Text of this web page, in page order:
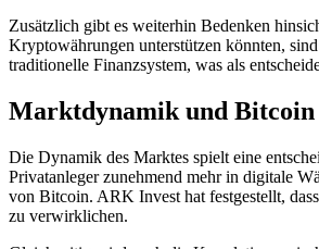
Zusätzlich gibt es weiterhin Bedenken
Kryptowährungen unterstützen könnten,
traditionelle Finanzsystem, was als
Marktdynamik und Bitcoin
Die Dynamik des Marktes spielt eine
Privatanleger zunehmend mehr in digitale
von Bitcoin. ARK Invest hat festgestellt,
zu verwirklichen.